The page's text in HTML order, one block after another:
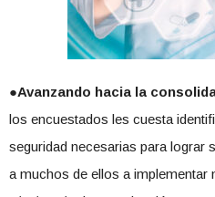
●Avanzando hacia la
los encuestados les cuesta
seguridad necesarias para lograr
a muchos de ellos a